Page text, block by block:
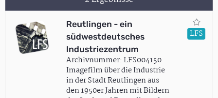
Reutlingen - ein
südwestdeutsches
Industriezentrum
Archivnummer: LFS004150
Imagefilm über die Industrie
in der Stadt Reutlingen aus
den 1950er Jahren mit Bildern
LFS